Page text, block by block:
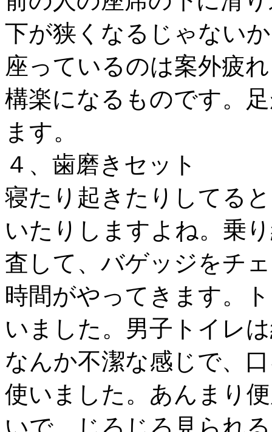
下が狭くなるじゃない
座っているのは案外疲
構楽になるものです。
ます。
４、歯磨きセット
寝たり起きたりしてる
いたりしますよね。乗
査して、バゲッジをチ
時間がやってきます。
いました。男子トイレ
なんか不潔な感じで、
使いました。あんまり